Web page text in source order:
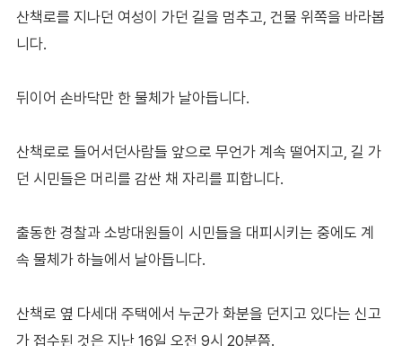
산책로를 지나던 여성이 가던 길을 멈추고, 건물 위쪽을 바라봅
니다.
뒤이어 손바닥만 한 물체가 날아듭니다.
산책로로 들어서던사람들 앞으로 무언가 계속 떨어지고, 길 가
던 시민들은 머리를 감싼 채 자리를 피합니다.
출동한 경찰과 소방대원들이 시민들을 대피시키는 중에도 계
속 물체가 하늘에서 날아듭니다.
산책로 옆 다세대 주택에서 누군가 화분을 던지고 있다는 신고
가 접수된 것은 지난 16일 오전 9시 20분쯤.